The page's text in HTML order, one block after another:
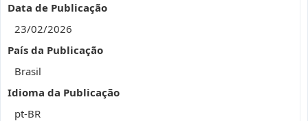
Data de Publicação
23/02/2026
País da Publicação
Brasil
Idioma da Publicação
pt-BR